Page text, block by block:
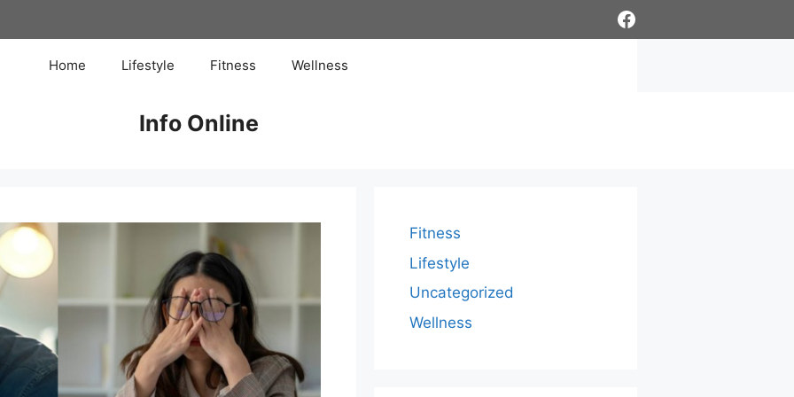
Facebook
Home Lifestyle Fitness Wellness
Info Online
Fitness
Lifestyle
Uncategorized
Wellness